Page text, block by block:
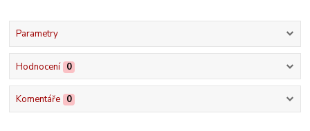
Parametry
Hodnocení 0
Komentáře 0